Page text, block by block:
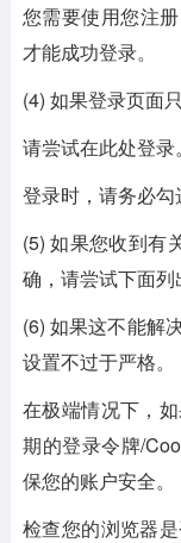
您需要使用您注
才能成功登录。
(4) 如果登录页面
请尝试在此处登录。
登录时，请务必勾
(5) 如果您收到有
确，请尝试下面列
(6) 如果这不能解
设置不过于严格。
在极端情况下，
期的登录令牌/
保您的账户安全。
检查您的浏览器